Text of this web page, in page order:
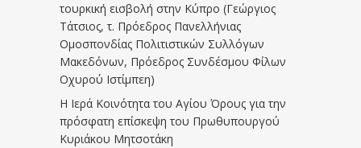
τουρκική εισβολή στην Κύπρο (Γεώργιος
Τάτσιος, τ. Πρόεδρος Πανελλήνιας
Ομοσπονδίας Πολιτιστικών Συλλόγων
Μακεδόνων, Πρόεδρος Συνδέσμου Φίλων
Οχυρού Ιστίμπεη)
Η Ιερά Κοινότητα του Αγίου Όρους για την
πρόσφατη επίσκεψη του Πρωθυπουργού
Κυριάκου Μητσοτάκη